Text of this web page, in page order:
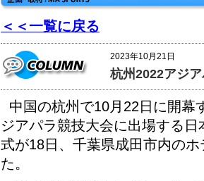
＜＜一覧に戻る
2023年10月21日
杭州2022アジ
中国の杭州で10月22日に開幕
ジアパラ競技大会に出場する日
式が18日、千葉県成田市内の
た。